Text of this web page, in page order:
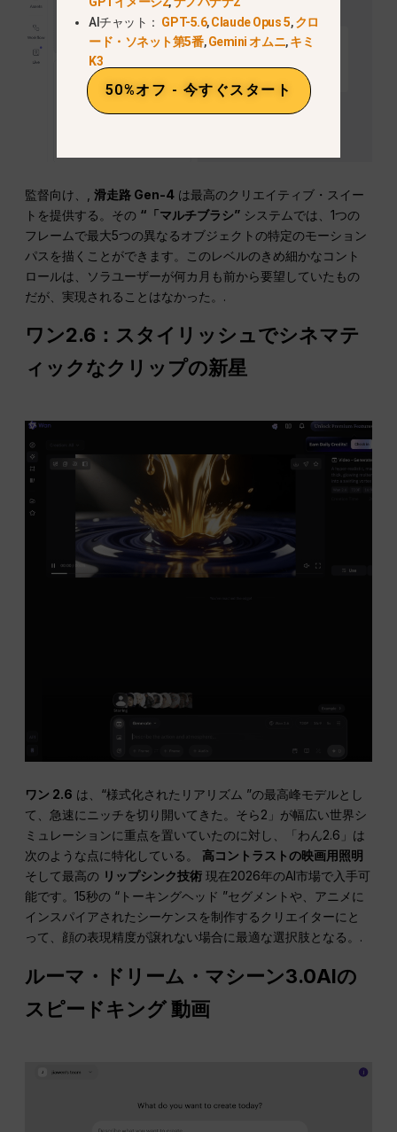
監督向け、,滑走路 Gen-4 は最高のクリエイティブ・スイー
トを提供する。その “「マルチブラシ” システムでは、1つの
フレームで最大5つの異なるオブジェクトの特定のモーション
パスを描くことができます。このレベルのきめ細かなコント
ロールは、ソラユーザーが何カ月も前から要望していたもの
だが、実現されることはなかった。.
ワン2.6：スタイリッシュでシネマテ
ィックなクリップの新星
ワン 2.6 は、“様式化されたリアリズム ”の最高峰モデルとし
て、急速にニッチを切り開いてきた。そら2」が幅広い世界シ
ミュレーションに重点を置いていたのに対し、「わん2.6」は
次のような点に特化している。高コントラストの映画用照明
そして最高の リップシンク技術 現在2026年のAI市場で入手可
能です。15秒の “トーキングヘッド ”セグメントや、アニメに
インスパイアされたシーケンスを制作するクリエイターにと
って、顔の表現精度が譲れない場合に最適な選択肢となる。.
ルーマ・ドリーム・マシーン3.0AIの
スピードキング 動画
AIチャット： GPT-5.6,Claude Opus 5,クロ
ード・ソネット第5番,Gemini オムニ,キミ
K3
50%オフ - 今すぐスタート